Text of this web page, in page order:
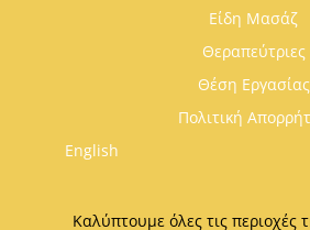
Είδη Μασάζ
Θεραπεύτριες
Θέση Εργασίας
Πολιτική
English
Καλύπτουμε όλες τις περιοχές